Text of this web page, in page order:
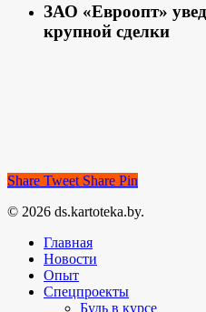
ЗАО «Евроопт»
крупной сделки
Share Tweet Share Pin
© 2026 ds.kartoteka.by.
Главная
Новости
Опыт
Спецпроекты
Будь в курсе